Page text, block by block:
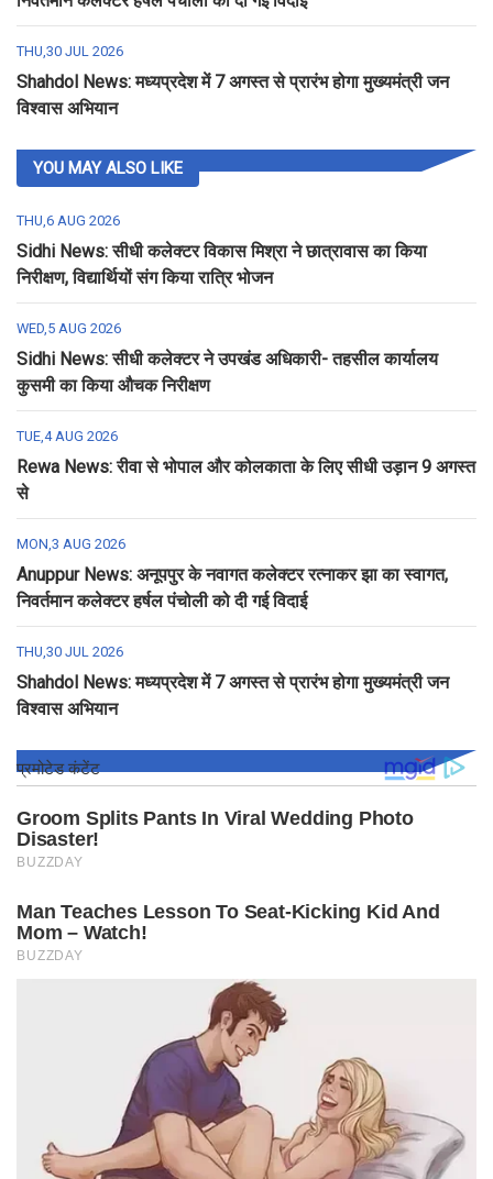
THU,30 JUL 2026
Shahdol News: मध्यप्रदेश में 7 अगस्त से प्रारंभ होगा मुख्यमंत्री जन
विश्वास अभियान
YOU MAY ALSO LIKE
THU,6 AUG 2026
Sidhi News: सीधी कलेक्टर विकास मिश्रा ने छात्रावास का किया
निरीक्षण, विद्यार्थियों संग किया रात्रि भोजन
WED,5 AUG 2026
Sidhi News: सीधी कलेक्टर ने उपखंड अधिकारी- तहसील कार्यालय
कुसमी का किया औचक निरीक्षण
TUE,4 AUG 2026
Rewa News: रीवा से भोपाल और कोलकाता के लिए सीधी उड़ान 9 अगस्त
से
MON,3 AUG 2026
Anuppur News: अनूपपुर के नवागत कलेक्टर रत्नाकर झा का स्वागत,
निवर्तमान कलेक्टर हर्षल पंचोली को दी गई विदाई
THU,30 JUL 2026
Shahdol News: मध्यप्रदेश में 7 अगस्त से प्रारंभ होगा मुख्यमंत्री जन
विश्वास अभियान